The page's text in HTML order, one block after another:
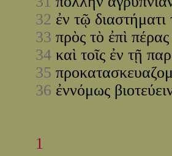
32 ἐν τῷ
33 πρὸς τὸ ἐπὶ
34 καὶ τοῖς ἐν τῇ
35
36 ἐννόμως
1